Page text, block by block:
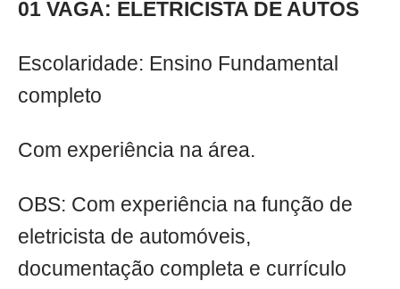
01 VAGA: ELETRICISTA DE AUTOS
Escolaridade: Ensino Fundamental
completo
Com experiência na área.
OBS: Com experiência na função de
eletricista de automóveis,
documentação completa e currículo